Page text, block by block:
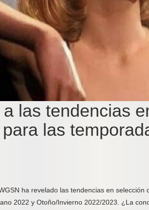
las tendencias
las
ha revelado las tendencias en
2022 y Otoño/Invierno 2022/2023. ¿La